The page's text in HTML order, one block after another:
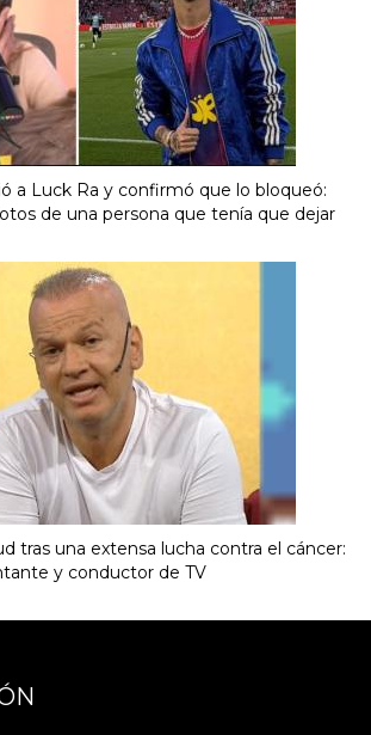
a Luck Ra y confirmó que lo bloqueó:
de una persona que tenía que dejar
tras una extensa lucha contra el cáncer:
y conductor de TV